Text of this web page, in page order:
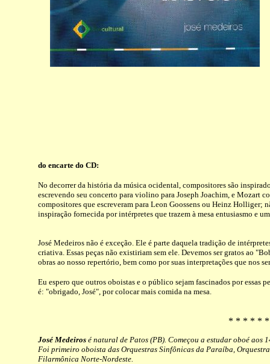
do encarte do CD:
No decorrer da história da música ocidental, compositores são
escrevendo seu concerto para violino para Joseph Joachim, e Mozart
compositores que escreveram para Leon Goossens ou Heinz Holliger;
inspiração fornecida por intérpretes que trazem à mesa entusiasmo e
José Medeiros não é exceção. Ele é parte daquela tradição de
criativa. Essas peças não existiriam sem ele. Devemos ser gratos ao
obras ao nosso repertório, bem como por suas interpretações que nos
Eu espero que outros oboistas e o público sejam fascinados por essas
é: "obrigado, José", por colocar mais comida na mesa.
* * * * *
José Medeirosé natural de Patos (PB). Começou a estudar oboé aos
Foi primeiro oboista das Orquestras Sinfônicas da Paraíba,
Filarmônica Norte-Nordeste.